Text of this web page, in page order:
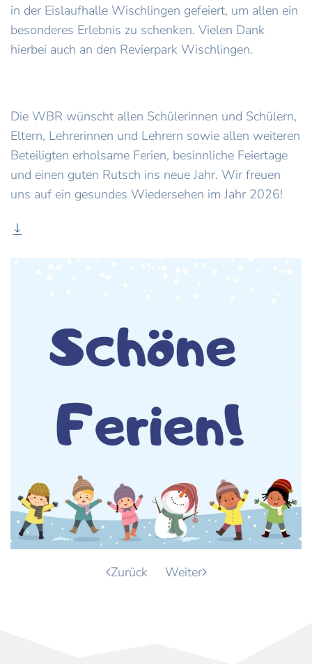
in der Eislaufhalle Wischlingen gefeiert, um allen ein
besonderes Erlebnis zu schenken. Vielen Dank
hierbei auch an den Revierpark Wischlingen.
Die WBR wünscht allen Schülerinnen und Schülern,
Eltern, Lehrerinnen und Lehrern sowie allen weiteren
Beteiligten erholsame Ferien, besinnliche Feiertage
und einen guten Rutsch ins neue Jahr. Wir freuen
uns auf ein gesundes Wiedersehen im Jahr 2026!
Zurück Weiter